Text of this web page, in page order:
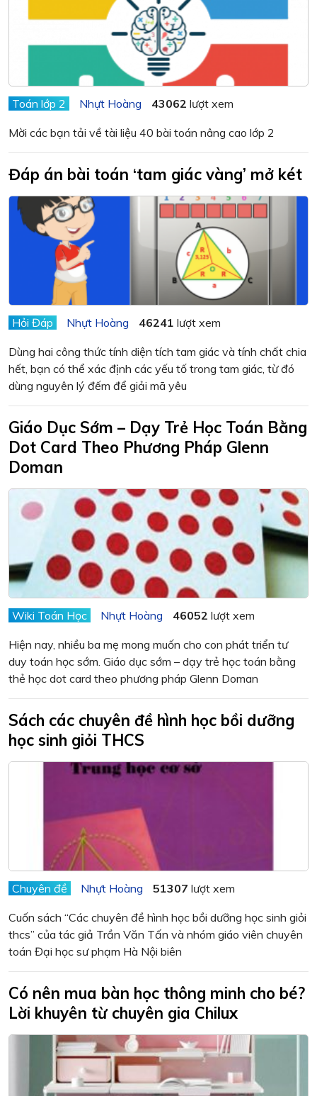
Toán lớp 2 Nhựt Hoàng 43062 lượt xem
Mời các bạn tải về tài liệu 40 bài toán nâng cao lớp 2
Đáp án bài toán ‘tam giác vàng’ mở két
Hỏi Đáp Nhựt Hoàng 46241 lượt xem
Dùng hai công thức tính diện tích tam giác và tính chất chia
hết, bạn có thể xác định các yếu tố trong tam giác, từ đó
dùng nguyên lý đếm để giải mã yêu
Giáo Dục Sớm – Dạy Trẻ Học Toán Bằng
Dot Card Theo Phương Pháp Glenn
Doman
Wiki Toán Học Nhựt Hoàng 46052 lượt xem
Hiện nay, nhiều ba mẹ mong muốn cho con phát triển tư
duy toán học sớm. Giáo dục sớm – dạy trẻ học toán bằng
thẻ học dot card theo phương pháp Glenn Doman
Sách các chuyên đề hình học bồi dưỡng
học sinh giỏi THCS
Chuyên đề Nhựt Hoàng 51307 lượt xem
Cuốn sách “Các chuyên đề hình học bồi dưỡng học sinh giỏi
thcs” của tác giả Trần Văn Tấn và nhóm giáo viên chuyên
toán Đại học sư phạm Hà Nội biên
Có nên mua bàn học thông minh cho bé?
Lời khuyên từ chuyên gia Chilux